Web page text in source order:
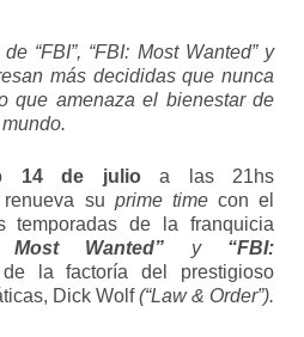
“FBI”, “FBI: Most Wanted” y
más decididas que nunca
que amenaza el bienestar de
14 de julioa las 21hs
renueva su prime timecon el
temporadas de la franquicia
Wanted” y“FBI:
la factoría del prestigioso
Dick Wolf(“Law & Order”).